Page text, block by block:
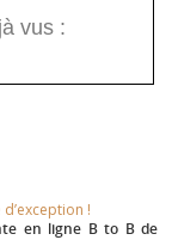
vus :
!​
en ligne B to B de